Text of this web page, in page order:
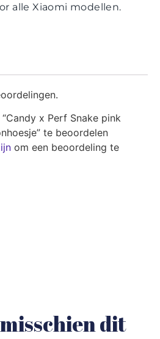
alle Xiaomi modellen.
x Perf Snake pink
te beoordelen
om een beoordeling te
dit